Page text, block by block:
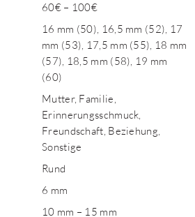
60€ – 100€
16 mm (50), 16,5 mm (52), 17
mm (53), 17,5 mm (55), 18 mm
(57), 18,5 mm (58), 19 mm
(60)
Mutter, Familie,
Erinnerungsschmuck,
Freundschaft, Beziehung,
Sonstige
Rund
6 mm
10 mm – 15 mm